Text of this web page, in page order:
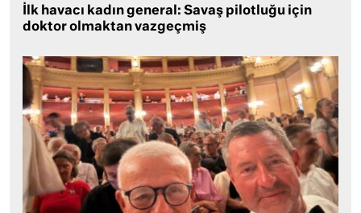
İlk havacı kadın general: Savaş pilotluğu için
doktor olmaktan vazgeçmiş